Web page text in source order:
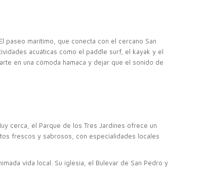
paseo marítimo, que conecta con el cercano San
acuáticas como el paddle surf, el kayak y el
en una cómoda hamaca y dejar que el sonido de
cerca, el Parque de los Tres Jardines ofrece un
frescos y sabrosos, con especialidades locales
vida local. Su iglesia, el Bulevar de San Pedro y